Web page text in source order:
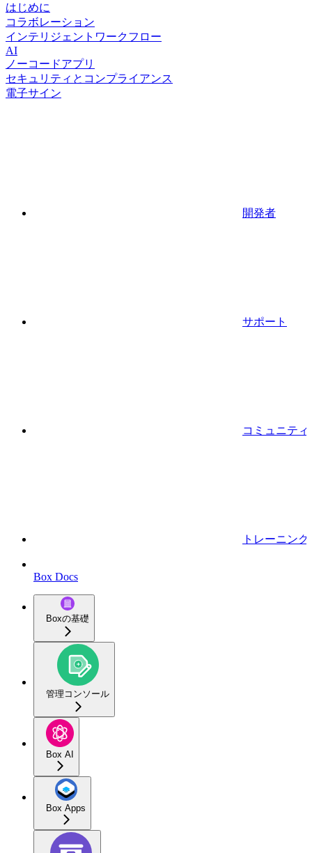
はじめに
コラボレーション
インテリジェントワークフロー
AI
ノーコードアプリ
セキュリティとコンプライアンス
電子サイン
開発者
サポート
コミュニティ
トレーニング
Box Docs
Boxの基礎
管理コンソール
Box AI
Box Apps